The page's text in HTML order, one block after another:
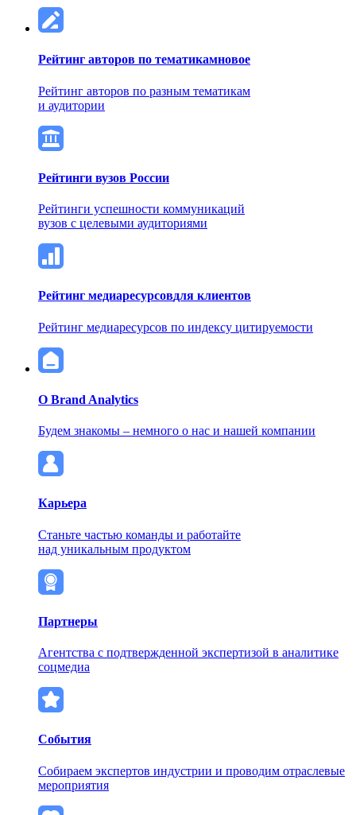
Рейтинг авторов по тематикамновое
Рейтинг авторов по разным тематикам
и аудитории
Рейтинги вузов России
Рейтинги успешности коммуникаций
вузов с целевыми аудиториями
Рейтинг медиаресурсовдля клиентов
Рейтинг медиаресурсов по индексу цитируемости
О Brand Analytics
Будем знакомы – немного о нас и нашей компании
Карьера
Станьте частью команды и работайте
над уникальным продуктом
Партнеры
Агентства с подтвержденной экспертизой в аналитике
соцмедиа
События
Собираем экспертов индустрии и проводим отраслевые
мероприятия